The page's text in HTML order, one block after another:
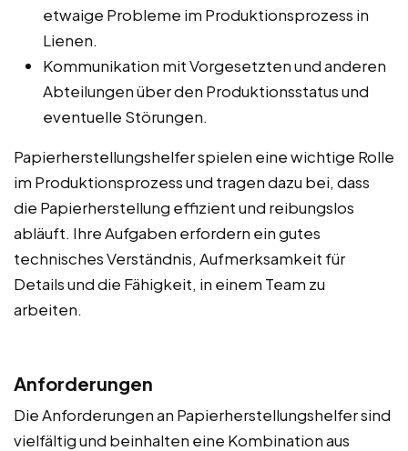
etwaige Probleme im Produktionsprozess in
Lienen.
Kommunikation mit Vorgesetzten und anderen
Abteilungen über den Produktionsstatus und
eventuelle Störungen.
Papierherstellungshelfer spielen eine wichtige Rolle
im Produktionsprozess und tragen dazu bei, dass
die Papierherstellung effizient und reibungslos
abläuft. Ihre Aufgaben erfordern ein gutes
technisches Verständnis, Aufmerksamkeit für
Details und die Fähigkeit, in einem Team zu
arbeiten.
Anforderungen
Die Anforderungen an Papierherstellungshelfer sind
vielfältig und beinhalten eine Kombination aus